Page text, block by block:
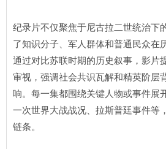
纪录片不仅聚焦于尼古拉二世统治下
了知识分子、军人群体和普通民众在
通过对比苏联时期的历史叙事，影片
审视，强调社会共识瓦解和精英阶层
响。每一集都围绕关键人物或事件展
一次世界大战战况、拉斯普廷事件等
链条。